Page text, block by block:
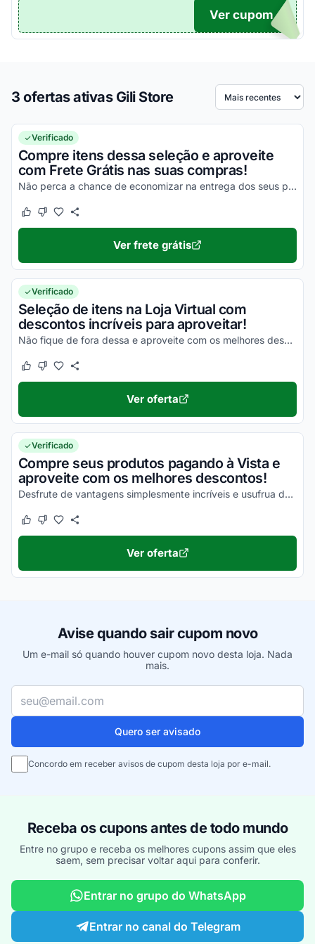
TICO
Ver cupom
3 ofertas ativas Gili Store Ordenar por
Verificado
Compre itens dessa seleção e aproveite
com Frete Grátis nas suas compras!
Não perca a chance de economizar na entrega dos seus produtos e aproveite com as melhores vantagens!
Este cupom funcionou
Este cupom não funcionou
Ver frete grátis
Verificado
Seleção de itens na Loja Virtual com
descontos incríveis para aproveitar!
Não fique de fora dessa e aproveite com os melhores descontos agora mesmo!
Este cupom funcionou
Este cupom não funcionou
Ver oferta
Verificado
Compre seus produtos pagando à Vista e
aproveite com os melhores descontos!
Desfrute de vantagens simplesmente incríveis e usufrua dos melhores descontos!
Este cupom funcionou
Este cupom não funcionou
Ver oferta
Avise quando sair cupom novo
Um e-mail só quando houver cupom novo desta loja. Nada
mais.
Seu e-mail
Quero ser avisado
Concordo em receber avisos de cupom desta loja por e-mail.
Receba os cupons antes de todo mundo
Entre no grupo e receba os melhores cupons assim que eles
saem, sem precisar voltar aqui para conferir.
Entrar no grupo do WhatsApp
Entrar no canal do Telegram